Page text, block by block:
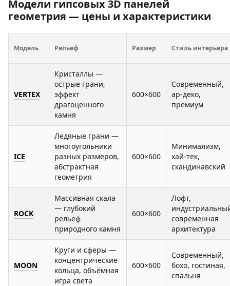
Модели гипсовых 3D панелей
геометрия — цены и характеристики
Модель Рельеф Размер Стиль интерьера
VERTEX
Кристаллы —
острые грани,
эффект
драгоценного
камня
600×600
Современный,
ар-деко,
премиум
ICE
Ледяные грани —
многоугольники
разных размеров,
абстрактная
геометрия
600×600
Минимализм,
хай-тек,
скандинавский
ROCK
Массивная скала
— глубокий
рельеф
природного камня
600×600
Лофт,
современная
архитектура
MOON
Круги и сферы —
концентрические
кольца, объёмная
игра света
600×600
Современный,
бохо, гостиная,
спальня